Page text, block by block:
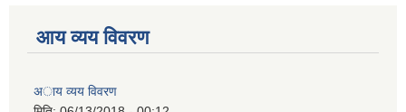
आय व्यय विवरण
अाय व्यय विवरण